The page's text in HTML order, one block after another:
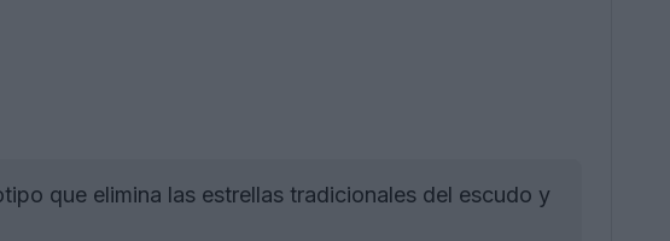
que elimina las estrellas tradicionales del escudo y